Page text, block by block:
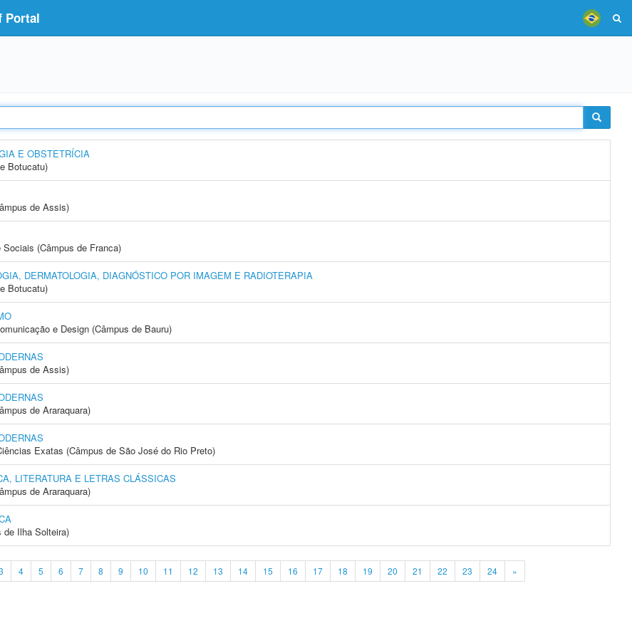
Portal
E OBSTETRÍCIA
Botucatu)
de Assis)
(Câmpus de Franca)
DERMATOLOGIA, DIAGNÓSTICO POR IMAGEM E RADIOTERAPIA
Botucatu)
e Design (Câmpus de Bauru)
de Assis)
de Araraquara)
Exatas (Câmpus de São José do Rio Preto)
LITERATURA E LETRAS CLÁSSICAS
de Araraquara)
de Ilha Solteira)
4 5 6 7 8 9 10 11 12 13 14 15 16 17 18 19 20 21 22 23 24 »